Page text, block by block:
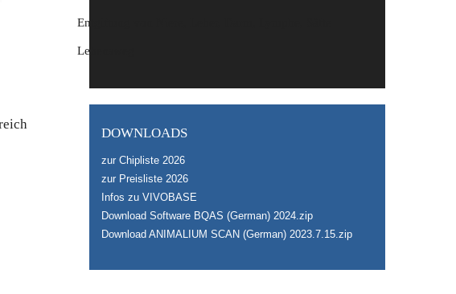
Entgiftung von Niere, Leber, Darm, Lymphe, Säfte
Lebensweg
DOWNLOADS
zur Chipliste 2026
zur Preisliste 2026
Infos zu VIVOBASE
Download Software BQAS (German) 2024.zip
Download ANIMALIUM SCAN (German) 2023.7.15.zip